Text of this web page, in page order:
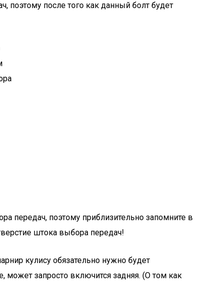
поэтому после того как данный болт будет
передач, поэтому приблизительно запомните в
штока выбора передач!
кулису обязательно нужно будет
может запросто включится задняя. (О том как